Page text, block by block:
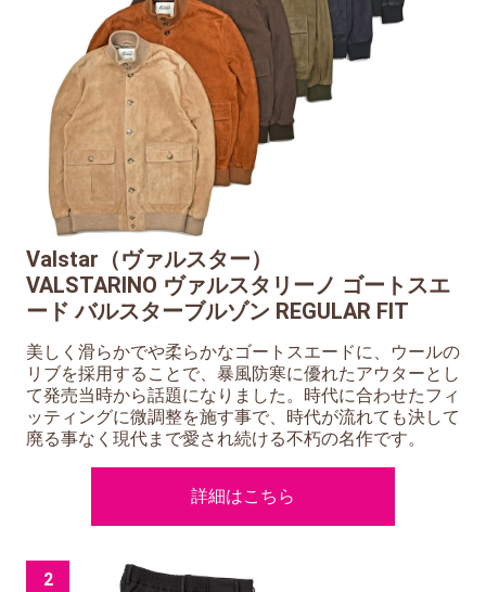
Valstar（ヴァルスター）
VALSTARINO ヴァルスタリーノ ゴートスエ
ード バルスターブルゾン REGULAR FIT
美しく滑らかでや柔らかなゴートスエードに、ウールの
リブを採用することで、暴風防寒に優れたアウターとし
て発売当時から話題になりました。時代に合わせたフィ
ッティングに微調整を施す事で、時代が流れても決して
廃る事なく現代まで愛され続ける不朽の名作です。
詳細はこちら
2